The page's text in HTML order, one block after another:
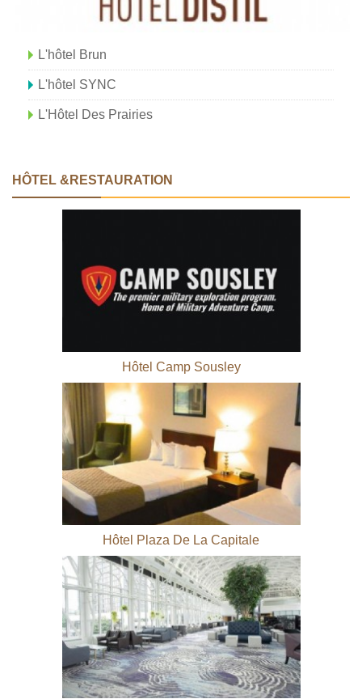
L'hôtel Brun
L'hôtel SYNC
L'Hôtel Des Prairies
HÔTEL &RESTAURATION
Hôtel Camp Sousley
Hôtel Plaza De La Capitale